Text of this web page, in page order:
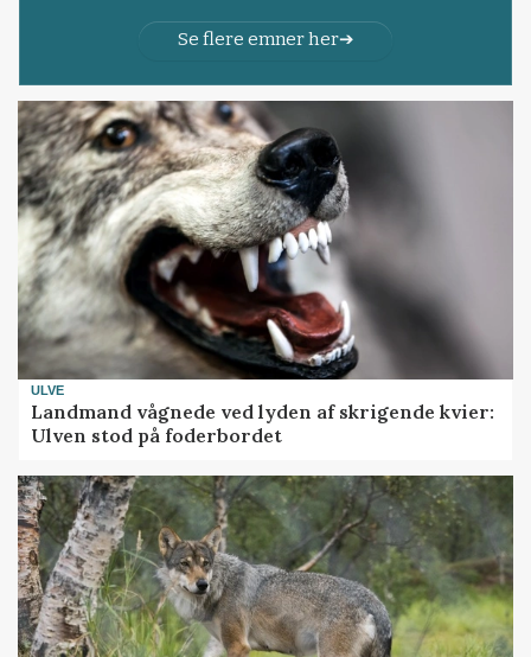
Se flere emner her
ULVE
Landmand vågnede ved lyden af skrigende kvier:
Ulven stod på foderbordet